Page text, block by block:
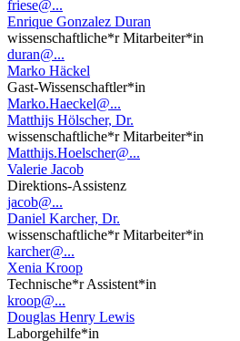
friese@...
Enrique Gonzalez Duran
wissenschaftliche*r Mitarbeiter*in
duran@...
Marko Häckel
Gast-Wissenschaftler*in
Marko.Haeckel@...
Matthijs Hölscher, Dr.
wissenschaftliche*r Mitarbeiter*in
Matthijs.Hoelscher@...
Valerie Jacob
Direktions-Assistenz
jacob@...
Daniel Karcher, Dr.
wissenschaftliche*r Mitarbeiter*in
karcher@...
Xenia Kroop
Technische*r Assistent*in
kroop@...
Douglas Henry Lewis
Laborgehilfe*in